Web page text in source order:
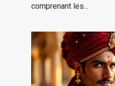
comprenant les...